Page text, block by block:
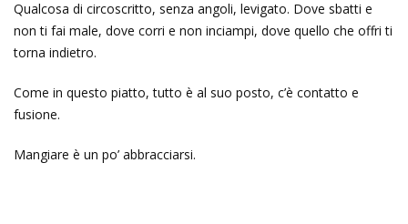
Qualcosa di circoscritto, senza angoli, levigato. Dove sbatti e
non ti fai male, dove corri e non inciampi, dove quello che offri ti
torna indietro.
Come in questo piatto, tutto è al suo posto, c’è contatto e
fusione.
Mangiare è un po’ abbracciarsi.